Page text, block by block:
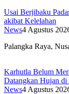
Usai Berjibaku
akibat Kelelahan
News4 Agustus
Palangka Raya,
Karhutla Belum
Datangkan Hujan
News4 Agustus